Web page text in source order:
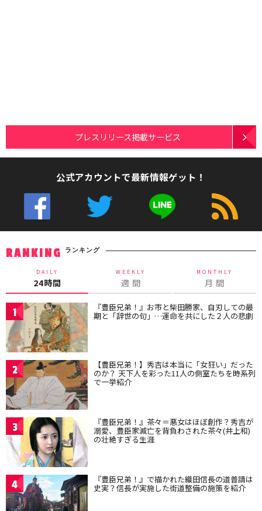
プレスリリース掲載サービス
公式アカウントで最新情報ゲット！
RANKING ランキング
DAILY
24時間
WEEKLY
週 間
MONTHLY
月 間
1 『豊臣兄弟！』お市と柴田勝家、自刃しての最
期と「辞世の句」…運命を共にした２人の悲劇
2 【豊臣兄弟！】秀吉は本当に「女狂い」だった
のか？ 天下人を彩った11人の側室たちを時系列
で一挙紹介
3 『豊臣兄弟！』茶々＝悪女はほぼ創作？秀吉が
溺愛、豊臣家滅亡を背負わされた茶々(井上和)
の壮絶すぎる生涯
4 『豊臣兄弟！』で描かれた織田信長の道普請は
史実？信長が実施した街道整備の施策を紹介